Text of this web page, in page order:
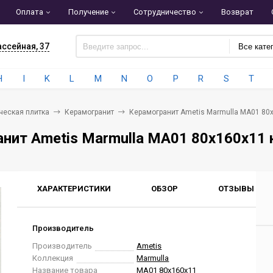
Оплата Получение Сотрудничество Возврат
37 Все
I K L M N O P R S T
плитка Керамогранит Керамогранит Ametis Marmulla MA01
Ametis Marmulla MA01 80x160x11
ХАРАКТЕРИСТИКИ ОБЗОР ОТЗЫВЫ
Производитель
Производитель
Ametis
Коллекция
Marmulla
Название товара
MA01 80x160x11